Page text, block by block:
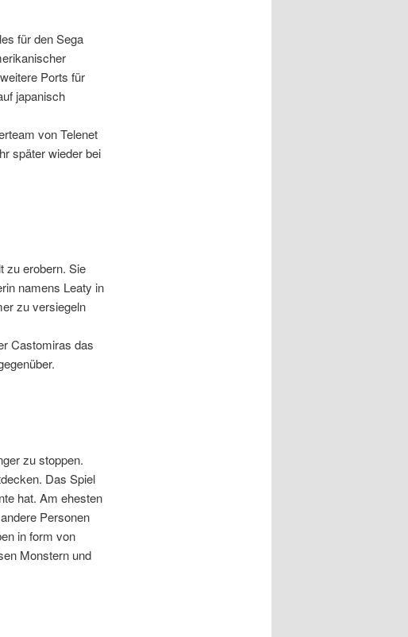
für den Sega
Ports für
japanisch
von Telenet
später wieder bei
zu erobern. Sie
namens Leaty in
zu versiegeln
Castomiras das
zu stoppen.
Das Spiel
hat. Am ehesten
Personen
in form von
Monstern und